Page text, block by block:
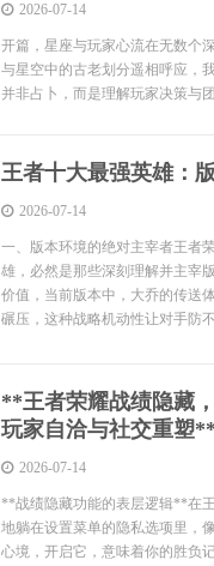
2026-07-14
开篇，星座与玩家心流在无数个
与星空中的古老划分遥相呼应，
并非占卜，而是理解玩家决策与
王者十大最强英雄：
2026-07-14
一、版本环境的绝对主宰者王者
雄，必然是那些深刻理解并主宰
价值，当前版本中，大乔的传送
碾压，这种战略机动性让对手防
**王者荣耀战绩隐藏
玩家自洽与社交重塑**
2026-07-14
**战绩隐藏功能的表层逻辑**在
地躺在设置菜单的隐私选项里，
心境，开启它，意味着你的胜负